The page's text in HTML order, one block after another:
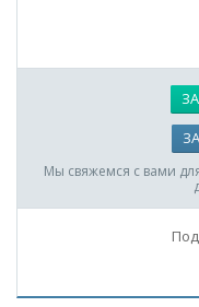
Мы свяжемся с вами